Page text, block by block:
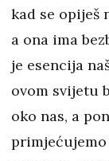
kad se opiješ
a ona ima
je esencija
ovom svijetu
oko nas, a
primjećujemo